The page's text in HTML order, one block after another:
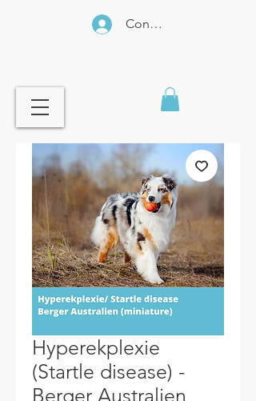
Connexion
Hyperekplexie
(Startle disease) -
Berger Australien